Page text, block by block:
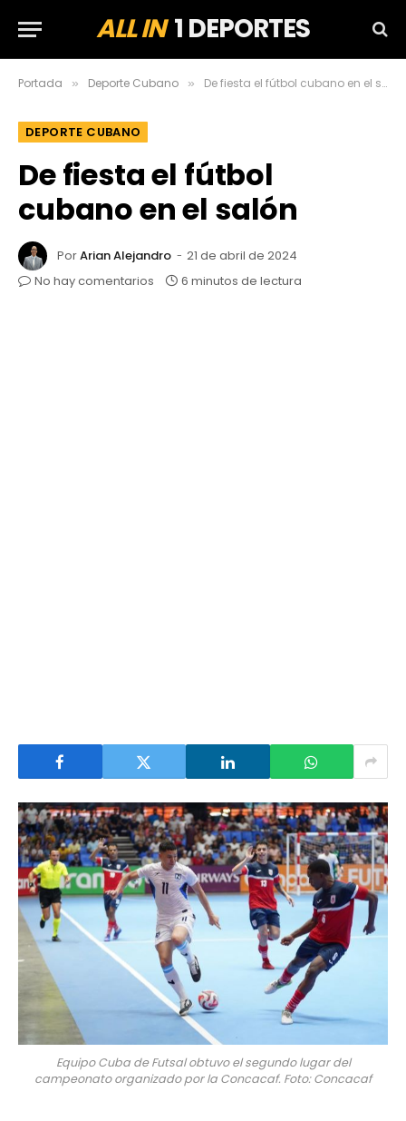
ALL IN1 DEPORTES
Portada » Deporte Cubano » De fiesta el fútbol cubano en el salón
DEPORTE CUBANO
De fiesta el fútbol
cubano en el salón
PorArian Alejandro
21 de abril de 2024
No hay comentarios
6 minutos de lectura
Equipo Cuba de Futsal obtuvo el segundo lugar del
campeonato organizado por la Concacaf. Foto: Concacaf